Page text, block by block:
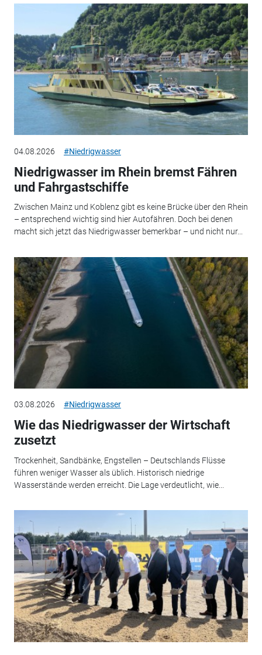
04.08.2026 #Niedrigwasser
Niedrigwasser im Rhein bremst Fähren
und Fahrgastschiffe
Zwischen Mainz und Koblenz gibt es keine Brücke über den Rhein
– entsprechend wichtig sind hier Autofähren. Doch bei denen
macht sich jetzt das Niedrigwasser bemerkbar – und nicht nur...
03.08.2026 #Niedrigwasser
Wie das Niedrigwasser der Wirtschaft
zusetzt
Trockenheit, Sandbänke, Engstellen – Deutschlands Flüsse
führen weniger Wasser als üblich. Historisch niedrige
Wasserstände werden erreicht. Die Lage verdeutlicht, wie...